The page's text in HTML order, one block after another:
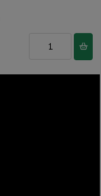
Cadeaukaartje
goud